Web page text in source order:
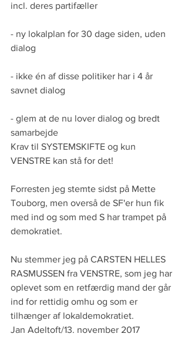
incl. deres partifæller
- ny lokalplan for 30 dage siden, uden
dialog
- ikke én af disse politiker har i 4 år
savnet dialog
- glem at de nu lover dialog og bredt
samarbejde
Krav til SYSTEMSKIFTE og kun
VENSTRE kan stå for det!
Forresten jeg stemte sidst på Mette
Touborg, men overså de SF'er hun fik
med ind og som med S har trampet på
demokratiet.
Nu stemmer jeg på CARSTEN HELLES
RASMUSSEN fra VENSTRE, som jeg har
oplevet som en retfærdig mand der går
ind for rettidig omhu og som er
tilhænger af lokaldemokratiet.
Jan Adeltoft/13. november 2017